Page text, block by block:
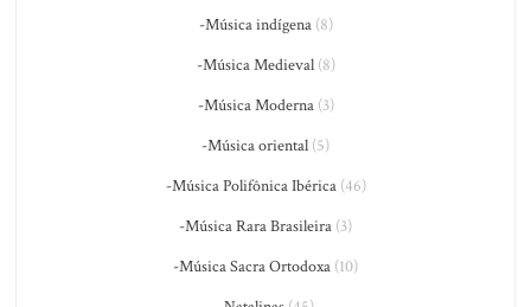
-Música indígena(8)
-Música Medieval(8)
-Música Moderna(3)
-Música oriental (5)
-Música Polifônica Ibérica(46)
-Música Rara Brasileira (3)
-Música Sacra Ortodoxa (10)